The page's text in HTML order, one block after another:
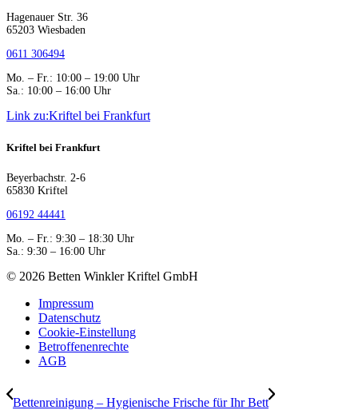
Hagenauer Str. 36
65203 Wiesbaden
0611 306494
Mo. – Fr.: 10:00 – 19:00 Uhr
Sa.: 10:00 – 16:00 Uhr
Link zu:Kriftel bei Frankfurt
Kriftel bei Frankfurt
Beyerbachstr. 2-6
65830 Kriftel
06192 44441
Mo. – Fr.: 9:30 – 18:30 Uhr
Sa.: 9:30 – 16:00 Uhr
© 2026 Betten Winkler Kriftel GmbH
Impressum
Datenschutz
Cookie-Einstellung
Betroffenenrechte
AGB
Bettenreinigung – Hygienische Frische für Ihr Bett